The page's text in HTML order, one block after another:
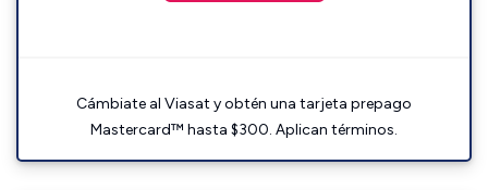
Cámbiate al Viasat y obtén una tarjeta prepago
Mastercard™ hasta $300. Aplican términos.